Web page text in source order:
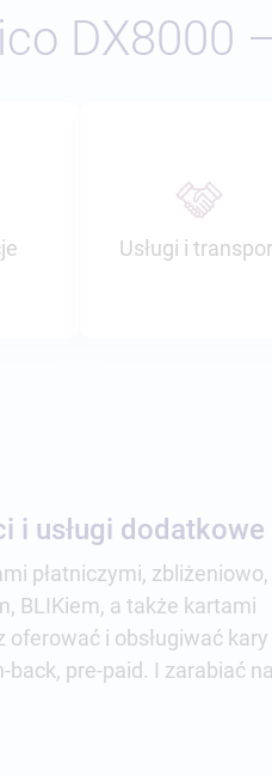
DX8000
Usługi i
i usługi dodatkowe
płatniczymi, zbliżeniowo,
BLIKiem, a także kartami
i obsługiwać kary
back, pre-paid. I zarabiać na